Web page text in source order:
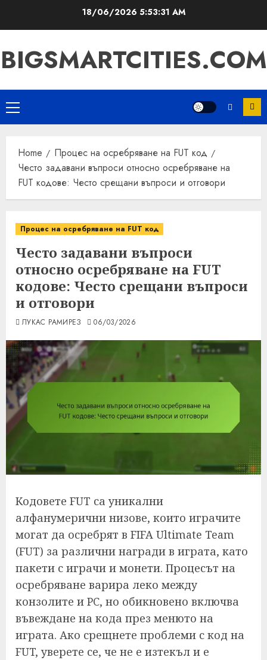
18/06/2026 5:53:33 AM
BIGSMARTCITIES.COM
Primary
Menu
Home
Процес на осребряване на FUT код
Често задавани въпроси относно осребряване на
FUT кодове: Често срещани въпроси и отговори
Процес на осребряване на FUT код
Често задавани въпроси
относно осребряване на FUT
кодове: Често срещани въпроси
и отговори
ЛУКАС РАМИРЕЗ 06/03/2026
Кодовете FUT са уникални
алфанумерични низове, които играчите
могат да осребрят в FIFA Ultimate Team
(FUT) за различни награди в играта, като
пакети с играчи и монети. Процесът на
осребряване варира леко между
конзолите и PC, но обикновено включва
въвеждане на кода през менюто на
играта. Ако срещнете проблеми с код на
FUT, уверете се, че не е изтекъл и е